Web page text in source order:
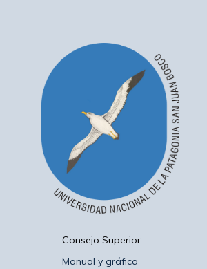
Consejo Superior
Manual y gráfica